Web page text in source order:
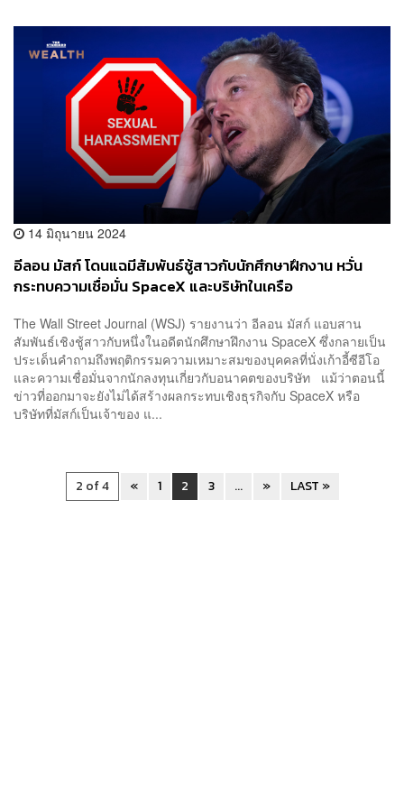
14 มิถุนายน 2024
อีลอน มัสก์ โดนแฉมีสัมพันธ์ชู้สาวกับนักศึกษาฝึกงาน หวั่น
กระทบความเชื่อมั่น SpaceX และบริษัทในเครือ
The Wall Street Journal (WSJ) รายงานว่า อีลอน มัสก์ แอบสาน
สัมพันธ์เชิงชู้สาวกับหนึ่งในอดีตนักศึกษาฝึกงาน SpaceX ซึ่งกลายเป็น
ประเด็นคำถามถึงพฤติกรรมความเหมาะสมของบุคคลที่นั่งเก้าอี้ซีอีโอ
และความเชื่อมั่นจากนักลงทุนเกี่ยวกับอนาคตของบริษัท แม้ว่าตอนนี้
ข่าวที่ออกมาจะยังไม่ได้สร้างผลกระทบเชิงธุรกิจกับ SpaceX หรือ
บริษัทที่มัสก์เป็นเจ้าของ แ...
2 of 4 « 1 2 3 ... » LAST »